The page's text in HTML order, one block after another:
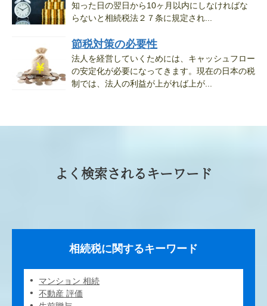
知った日の翌日から10ヶ月以内にしなければな
らないと相続税法２７条に規定され...
節税対策の必要性
法人を経営していくためには、キャッシュフロー
の安定化が必要になってきます。現在の日本の税
制では、法人の利益が上がれば上が...
よく検索されるキーワード
相続税に関するキーワード
マンション 相続
不動産 評価